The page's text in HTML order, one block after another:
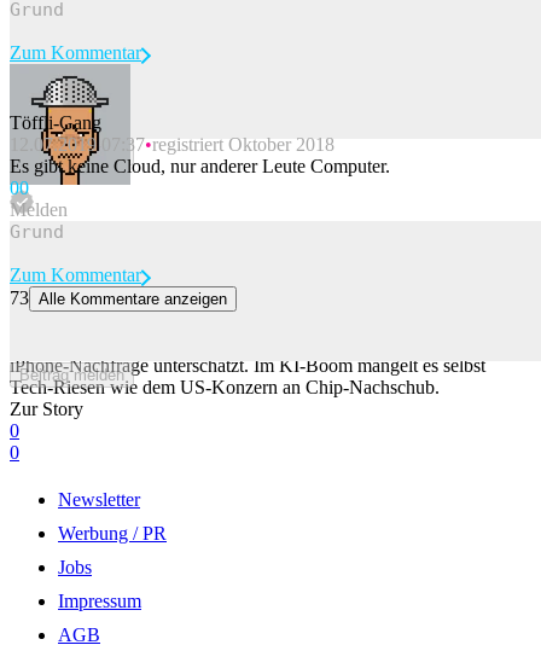
Beitrag melden
Zum Kommentar
Töffli-Gang
12.07.2019 07:37 registriert Oktober 2018
Es gibt keine Cloud, nur anderer Leute Computer.
00
Melden
Beitrag melden
Zum Kommentar
73 Alle Kommentare anzeigen
iPhone-Nachfrage unterschätzt. Im KI-Boom mangelt es selbst
Tech-Riesen wie dem US-Konzern an Chip-Nachschub.
Zur Story
0
0
Newsletter
Werbung / PR
Jobs
Impressum
AGB